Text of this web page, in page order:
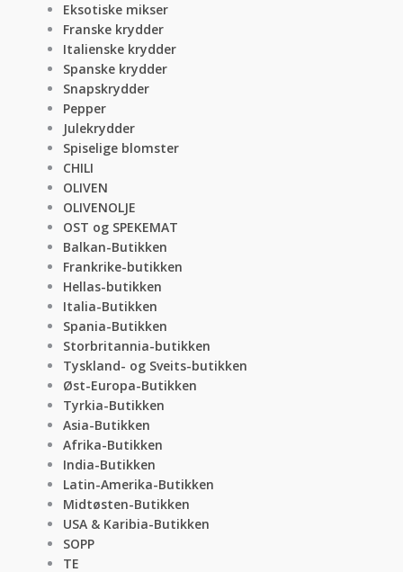
Eksotiske mikser
Franske krydder
Italienske krydder
Spanske krydder
Snapskrydder
Pepper
Julekrydder
Spiselige blomster
CHILI
OLIVEN
OLIVENOLJE
OST og SPEKEMAT
Balkan-Butikken
Frankrike-butikken
Hellas-butikken
Italia-Butikken
Spania-Butikken
Storbritannia-butikken
Tyskland- og Sveits-butikken
Øst-Europa-Butikken
Tyrkia-Butikken
Asia-Butikken
Afrika-Butikken
India-Butikken
Latin-Amerika-Butikken
Midtøsten-Butikken
USA & Karibia-Butikken
SOPP
TE